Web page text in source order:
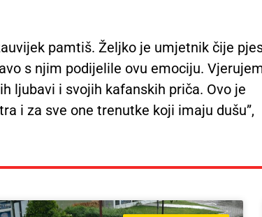
pamtiš. Željko je umjetnik čije
s njim podijelile ovu emociju.
ljubavi i svojih kafanskih priča. Ovo je
i za sve one trenutke koji imaju dušu”,